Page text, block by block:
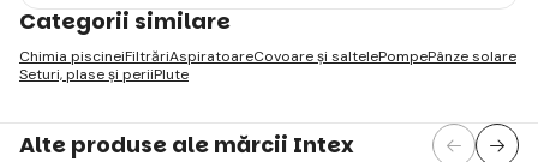
Categorii similare
Chimia piscineiFiltrăriAspiratoareCovoare și saltelePompePânze solare
Seturi, plase și periiPlute
Alte produse ale mărcii Intex